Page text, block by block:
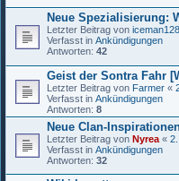
Neue Spezialisierung:
Letzter Beitrag von iceman128
Verfasst in Ankündigungen
Antworten: 42
Geist der Sontra Fahr
Letzter Beitrag von Farmer «
Verfasst in Ankündigungen
Antworten: 8
Neue Clan-
Letzter Beitrag von Nyrea «
Verfasst in Ankündigungen
Antworten: 32